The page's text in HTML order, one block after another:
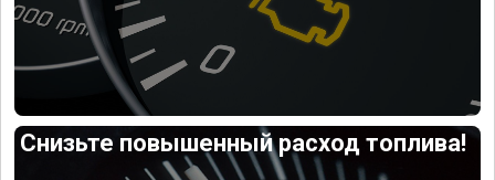
Снизьте повышенный расход топлива!